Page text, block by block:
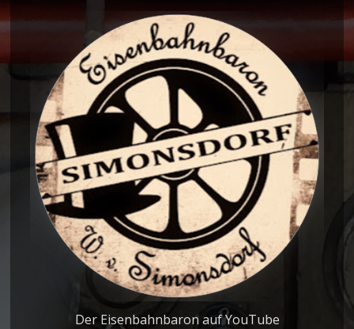
Der Eisenbahnbaron auf YouTube